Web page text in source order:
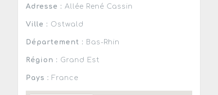
Adresse : Allée René Cassin
Ville : Ostwald
Département : Bas-Rhin
Région : Grand Est
Pays : France